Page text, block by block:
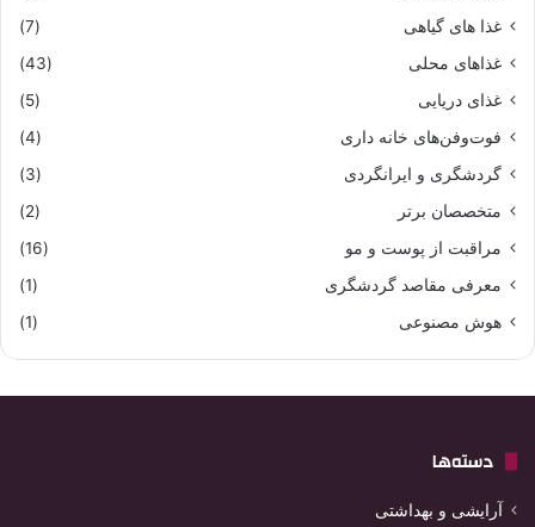
غذا های گیاهی
(7)
غذاهای محلی
(43)
غذای دریایی
(5)
فوت‌وفن‌های خانه داری
(4)
گردشگری و ایرانگردی
(3)
متخصصان برتر
(2)
مراقبت از پوست و مو
(16)
معرفی مقاصد گردشگری
(1)
هوش مصنوعی
(1)
دسته‌ها
آرایشی و بهداشتی